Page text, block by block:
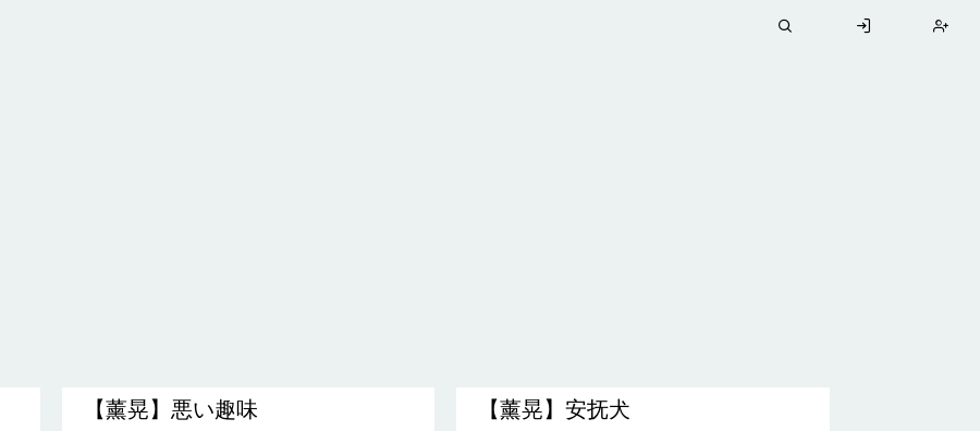
【薰晃】悪い趣味 【薰晃】安抚犬